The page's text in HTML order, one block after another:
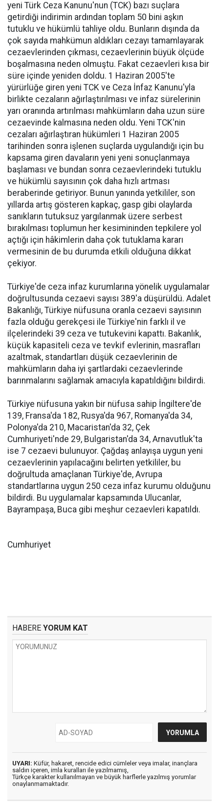
yeni Türk Ceza Kanunu'nun (TCK) bazı suçlara
getirdiği indirimin ardından toplam 50 bini aşkın
tutuklu ve hükümlü tahliye oldu. Bunların dışında da
çok sayıda mahkümun aldıkları cezayı tamamlayarak
cezaevlerinden çıkması, cezaevlerinin büyük ölçüde
boşalmasına neden olmuştu. Fakat cezaevleri kısa bir
süre içinde yeniden doldu. 1 Haziran 2005'te
yürürlüğe giren yeni TCK ve Ceza İnfaz Kanunu'yla
birlikte cezaların ağırlaştırılması ve infaz sürelerinin
yarı oranında artırılması mahkümların daha uzun süre
cezaevinde kalmasına neden oldu. Yeni TCK'nin
cezaları ağırlaştıran hükümleri 1 Haziran 2005
tarihinden sonra işlenen suçlarda uygulandığı için bu
kapsama giren davaların yeni yeni sonuçlanmaya
başlaması ve bundan sonra cezaevlerindeki tutuklu
ve hükümlü sayısının çok daha hızlı artması
beraberinde getiriyor. Bunun yanında yetkililer, son
yıllarda artış gösteren kapkaç, gasp gibi olaylarda
sanıkların tutuksuz yargılanmak üzere serbest
bırakılması toplumun her kesimininden tepkilere yol
açtığı için hâkimlerin daha çok tutuklama kararı
vermesinin de bu durumda etkili olduğuna dikkat
çekiyor.
Türkiye'de ceza infaz kurumlarına yönelik uygulamalar
doğrultusunda cezaevi sayısı 389'a düşürüldü. Adalet
Bakanlığı, Türkiye nüfusuna oranla cezaevi sayısının
fazla olduğu gerekçesi ile Türkiye'nin farklı il ve
ilçelerindeki 39 ceza ve tutukevini kapattı. Bakanlık,
küçük kapasiteli ceza ve tevkif evlerinin, masrafları
azaltmak, standartları düşük cezaevlerinin de
mahkümların daha iyi şartlardaki cezaevlerinde
barınmalarını sağlamak amacıyla kapatıldığını bildirdi.
Türkiye nüfusuna yakın bir nüfusa sahip İngiltere'de
139, Fransa'da 182, Rusya'da 967, Romanya'da 34,
Polonya'da 210, Macaristan'da 32, Çek
Cumhuriyeti'nde 29, Bulgaristan'da 34, Arnavutluk'ta
ise 7 cezaevi bulunuyor. Çağdaş anlayışa uygun yeni
cezaevlerinin yapılacağını belirten yetkililer, bu
doğrultuda amaçlanan Türkiye'de, Avrupa
standartlarına uygun 250 ceza infaz kurumu olduğunu
bildirdi. Bu uygulamalar kapsamında Ulucanlar,
Bayrampaşa, Buca gibi meşhur cezaevleri kapatıldı.
Cumhuriyet
HABERE YORUM KAT
UYARI: Küfür, hakaret, rencide edici cümleler veya imalar, inançlara
saldırı içeren, imla kuralları ile yazılmamış,
Türkçe karakter kullanılmayan ve büyük harflerle yazılmış yorumlar
onaylanmamaktadır.